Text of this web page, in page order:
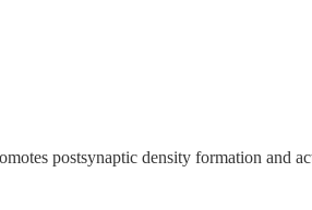
postsynaptic density formation and